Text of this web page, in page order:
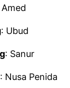
Amed
: Ubud
: Sanur
: Nusa Penida